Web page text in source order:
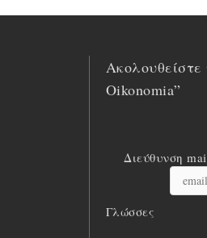
Oikonomia”
Διεύθυνση
Γλώσσες